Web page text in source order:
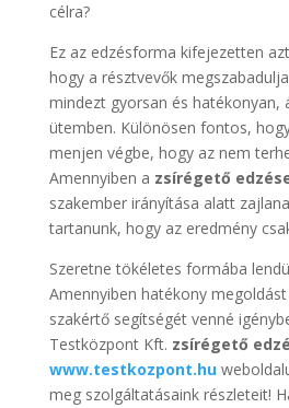
célra?
Ez az edzésforma kifejezetten
hogy a résztvevők
mindezt gyorsan és hatékonyan,
ütemben. Különösen fontos,
menjen végbe, hogy az nem
Amennyiben a zsírégető
szakember irányítása alatt
tartanunk, hogy az eredmény
Szeretne tökéletes formába
Amennyiben hatékony
szakértő segítségét venné
Testközpont Kft. zsírégető
www.testkozpont.hu
meg szolgáltatásaink részleteit!